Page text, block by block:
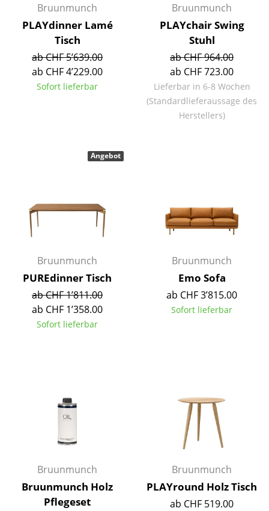
Bücherregale
Wandregale
Sideboards & Kommoden
TV Möbel
Einzelteile
... alle Aufbewahrungsmöbel
Licht
Hängeleuchten & Deckenleuchten
Tischleuchten
Schreibtischleuchten
Wandleuchten
... alle Leuchten
Betten
Bruunmunch
PLAYdinner Lamé
Tisch
ab CHF 5’639.00
ab CHF 4’229.00
Sofort lieferbar
Bruunmunch
PLAYchair Swing
Stuhl
ab CHF 964.00
ab CHF 723.00
Lieferbar in 6-8 Wochen
(Standardlieferaussage des
Herstellers)
Bruunmunch
PUREdinner Tisch
ab CHF 1’811.00
ab CHF 1’358.00
Sofort lieferbar
Angebot
Bruunmunch
Emo Sofa
ab CHF 3’815.00
Sofort lieferbar
Bruunmunch
Bruunmunch Holz
Pflegeset
Bruunmunch
PLAYround Holz Tisch
ab CHF 519.00